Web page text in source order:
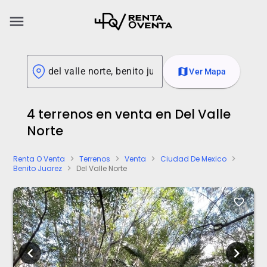
menu
mapVer Mapa
4 terrenos en venta en Del Valle
Norte
Renta O Venta chevron_right Terrenos chevron_right Venta chevron_right Ciudad De Mexico chevron_right
Benito Juarez chevron_right Del Valle Norte
favorite_border
chevron_left chevron_right